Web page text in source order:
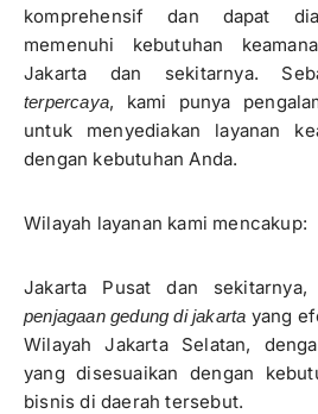
komprehensif dan dapat
memenuhi kebutuhan
Jakarta dan sekitarnya.
terpercaya, kami punya
untuk menyediakan layanan
dengan kebutuhan Anda.
Wilayah layanan kami mencakup:
Jakarta Pusat dan
penjagaan gedung di jakarta yang
Wilayah Jakarta Selatan,
yang disesuaikan dengan
bisnis di daerah tersebut.